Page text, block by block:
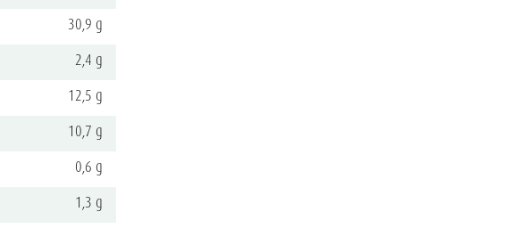
30,9 g
2,4 g
12,5 g
10,7 g
0,6 g
1,3 g